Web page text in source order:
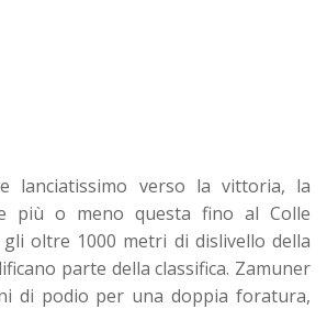
lanciatissimo verso la vittoria, la
più o meno questa fino al Colle
oltre 1000 metri di dislivello della
parte della classifica. Zamuner
di podio per una doppia foratura,